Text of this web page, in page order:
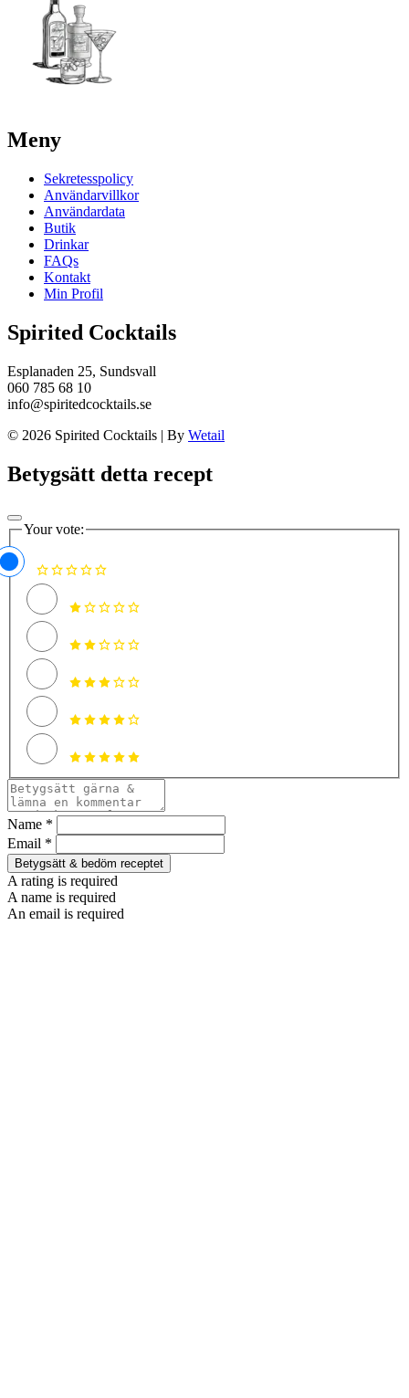
Meny
Sekretesspolicy
Användarvillkor
Användardata
Butik
Drinkar
FAQs
Kontakt
Min Profil
Spirited Cocktails
Esplanaden 25, Sundsvall
060 785 68 10
info@spiritedcocktails.se
© 2026 Spirited Cocktails | By Wetail
Betygsätt detta recept
Your vote:
Name *
Email *
Betygsätt & bedöm receptet
A rating is required
A name is required
An email is required